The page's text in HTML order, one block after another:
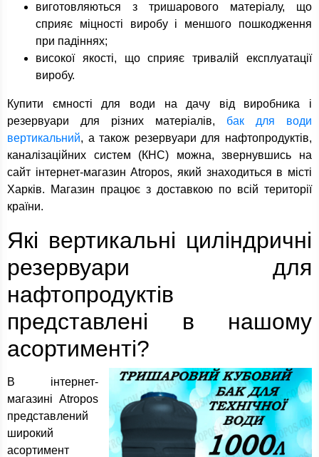
виготовляються з тришарового матеріалу, що
сприяє міцності виробу і меншого пошкодження
при падіннях;
високої якості, що сприяє тривалій експлуатації
виробу.
Купити ємності для води на дачу від виробника і
резервуари для різних матеріалів, бак для води
вертикальний, а також резервуари для нафтопродуктів,
каналізаційних систем (КНС) можна, звернувшись на
сайт інтернет-магазин Atropos, який знаходиться в місті
Харків. Магазин працює з доставкою по всій території
країни.
Які вертикальні циліндричні
резервуари для
нафтопродуктів
представлені в нашому
асортименті?
В інтернет-
магазині Atropos
представлений
широкий
асортимент